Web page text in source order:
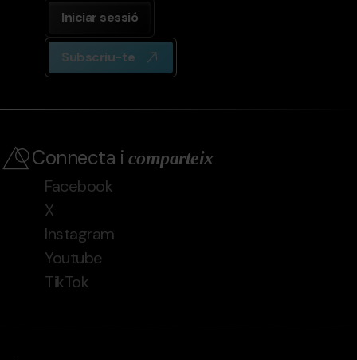
Iniciar sessió
Subscriu-te
Connecta i comparteix
Facebook
X
Instagram
Youtube
TikTok